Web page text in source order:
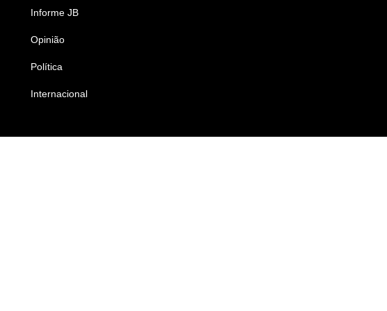
Informe JB
Opinião
Política
Internacional